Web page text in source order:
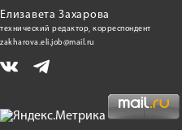
Елизавета Захарова
технический редактор, корреспондент
zakharova.eli.job@mail.ru